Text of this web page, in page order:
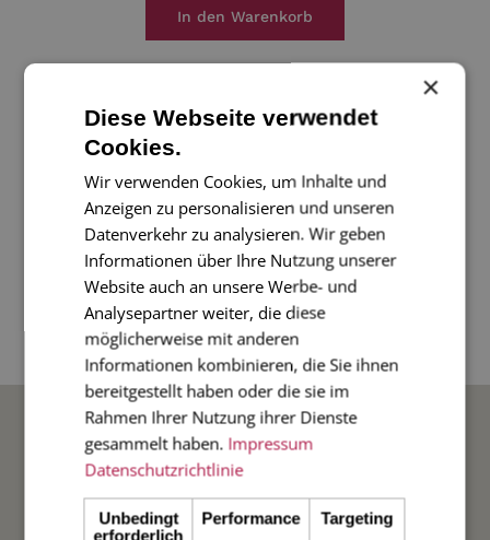
Eine wunderschöne klassische, aber farbenfrohe
Karte mit Hirschkopf. Für Jäger zum Dank oder
einfach als Grußkarte oder auch Einladung sehr
passend, aber auch sonst einfach wunderschön und
vielseitig einsetzbar.
2-seitige Karte im Diplomatenformat, 17 x 11
cm, mit gefüttertem Umschlag in Farbe.
BELIEBTE ANLÄSSE
×
Diese Webseite verwendet
Cookies.
Wir verwenden Cookies, um Inhalte und
Anzeigen zu personalisieren und unseren
Datenverkehr zu analysieren. Wir geben
Informationen über Ihre Nutzung unserer
Website auch an unsere Werbe- und
Analysepartner weiter, die diese
möglicherweise mit anderen
Informationen kombinieren, die Sie ihnen
bereitgestellt haben oder die sie im
Rahmen Ihrer Nutzung ihrer Dienste
gesammelt haben. Impressum
Datenschutzrichtlinie
Unbedingt
erforderlich
Performance Targeting